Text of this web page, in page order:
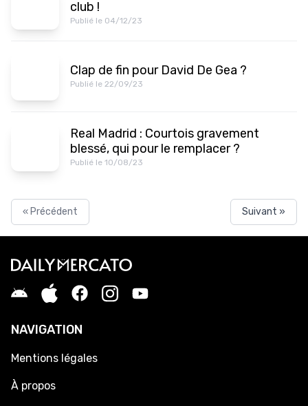
club !
Publié le 04/12/23
Clap de fin pour David De Gea ?
Publié le 22/09/23
Real Madrid : Courtois gravement
blessé, qui pour le remplacer ?
Publié le 10/08/23
« Précédent Suivant »
NAVIGATION
Mentions légales
À propos